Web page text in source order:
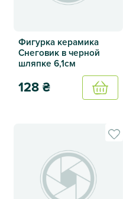
Фигурка керамика
Снеговик в черной
шляпке 6,1см
128₴
Купить